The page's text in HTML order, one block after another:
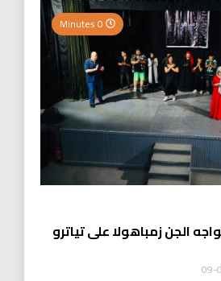
الجن زمباهولا على تياترو